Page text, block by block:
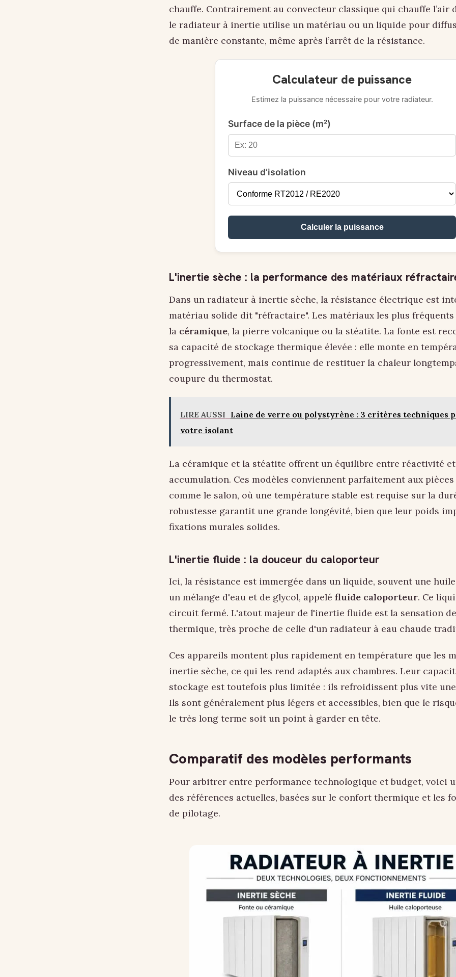
chauffe. Contrairement au convecteur classique qui chauffe l’air
le radiateur à inertie utilise un matériau ou un liquide pour
de manière constante, même après l’arrêt de la résistance.
Calculateur de puissance
Estimez la puissance nécessaire pour votre radiateur.
Surface de la pièce (m²)
Niveau d’isolation
Calculer la puissance
L'inertie sèche : la performance des matériaux
Dans un radiateur à inertie sèche, la résistance électrique est
matériau solide dit "réfractaire". Les matériaux les plus
la céramique, la pierre volcanique ou la stéatite. La fonte est
sa capacité de stockage thermique élevée : elle monte en
progressivement, mais continue de restituer la chaleur
coupure du thermostat.
LIRE AUSSI Laine de verre ou polystyrène : 3 critères techniques
votre isolant
La céramique et la stéatite offrent un équilibre entre réactivité et
accumulation. Ces modèles conviennent parfaitement aux
comme le salon, où une température stable est requise sur la
robustesse garantit une grande longévité, bien que leur poids
fixations murales solides.
L'inertie fluide : la douceur du caloporteur
Ici, la résistance est immergée dans un liquide, souvent une
un mélange d'eau et de glycol, appelé fluide caloporteur. Ce
circuit fermé. L'atout majeur de l'inertie fluide est la sensation
thermique, très proche de celle d'un radiateur à eau chaude
Ces appareils montent plus rapidement en température que les
inertie sèche, ce qui les rend adaptés aux chambres. Leur
stockage est toutefois plus limitée : ils refroidissent plus vite
Ils sont généralement plus légers et accessibles, bien que le
le très long terme soit un point à garder en tête.
Comparatif des modèles performants
Pour arbitrer entre performance technologique et budget, voici
des références actuelles, basées sur le confort thermique et les
de pilotage.